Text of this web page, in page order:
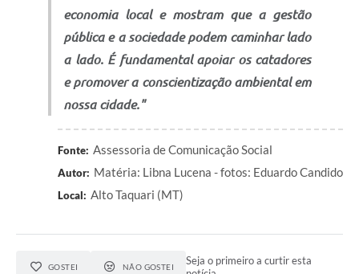
economia local e mostram que a gestão
pública e a sociedade podem caminhar lado
a lado. É fundamental apoiar os catadores
e promover a conscientização ambiental em
nossa cidade."
Fonte: Assessoria de Comunicação Social
Autor: Matéria: Libna Lucena - fotos: Eduardo Candido
Local: Alto Taquari (MT)
GOSTEI NÃO GOSTEI
Seja o primeiro a curtir esta